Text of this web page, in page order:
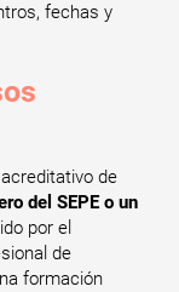
fechas y
de
del SEPE o un
por el
de
formación